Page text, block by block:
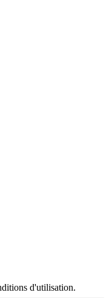
d'utilisation.